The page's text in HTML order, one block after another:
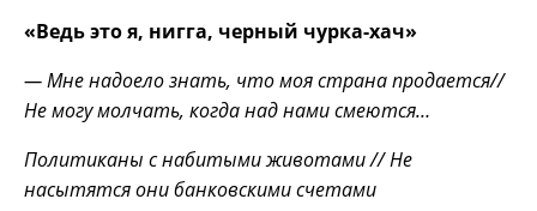
«Ведь это я, нигга, черный чурка-хач»
— Мне надоело знать, что моя страна продается//
Не могу молчать, когда над нами смеются…
Политиканы с набитыми животами // Не
насытятся они банковскими счетами